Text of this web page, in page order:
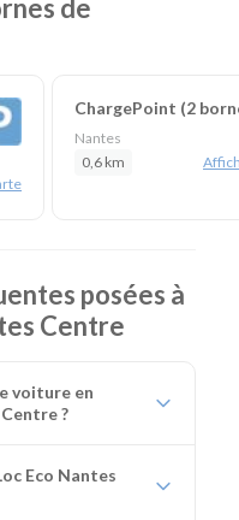
de
ChargePoint (2
Nantes
0,6 km
posées à
Centre
voiture en
?
Eco Nantes